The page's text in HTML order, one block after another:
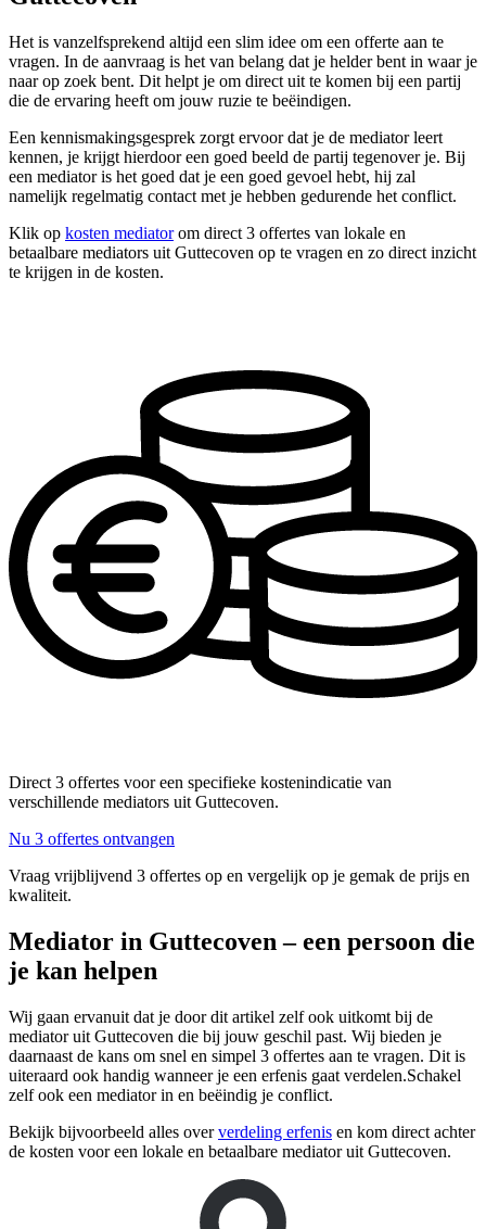
Het is vanzelfsprekend altijd een slim idee om een offerte aan te
vragen. In de aanvraag is het van belang dat je helder bent in waar je
naar op zoek bent. Dit helpt je om direct uit te komen bij een partij
die de ervaring heeft om jouw ruzie te beëindigen.
Een kennismakingsgesprek zorgt ervoor dat je de mediator leert
kennen, je krijgt hierdoor een goed beeld de partij tegenover je. Bij
een mediator is het goed dat je een goed gevoel hebt, hij zal
namelijk regelmatig contact met je hebben gedurende het conflict.
Klik op kosten mediatorom direct 3 offertes van lokale en
betaalbare mediators uit Guttecoven op te vragen en zo direct inzicht
te krijgen in de kosten.
Direct 3 offertes voor een specifieke kostenindicatie van
verschillende mediators uit Guttecoven.
Nu 3 offertes ontvangen
Vraag vrijblijvend 3 offertes op en vergelijk op je gemak de prijs en
kwaliteit.
Mediator in Guttecoven – een persoon die
je kan helpen
Wij gaan ervanuit dat je door dit artikel zelf ook uitkomt bij de
mediator uit Guttecoven die bij jouw geschil past. Wij bieden je
daarnaast de kans om snel en simpel 3 offertes aan te vragen. Dit is
uiteraard ook handig wanneer je een erfenis gaat verdelen.Schakel
zelf ook een mediator in en beëindig je conflict.
Bekijk bijvoorbeeld alles oververdeling erfenis en kom direct achter
de kosten voor een lokale en betaalbare mediator uit Guttecoven.